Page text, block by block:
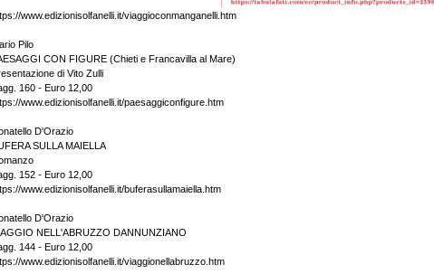
www.edizionisolfanelli.it/viaggioconmanganelli.htm
Pilo
CON FIGURE (Chieti e Francavilla al Mare)
di Vito Zulli
160 - Euro 12,00
www.edizionisolfanelli.it/paesaggiconfigure.htm
D'Orazio
SULLA MAIELLA
152 - Euro 12,00
www.edizionisolfanelli.it/buferasullamaiella.htm
D'Orazio
NELL'ABRUZZO DANNUNZIANO
144 - Euro 12,00
www.edizionisolfanelli.it/viaggionellabruzzo.htm